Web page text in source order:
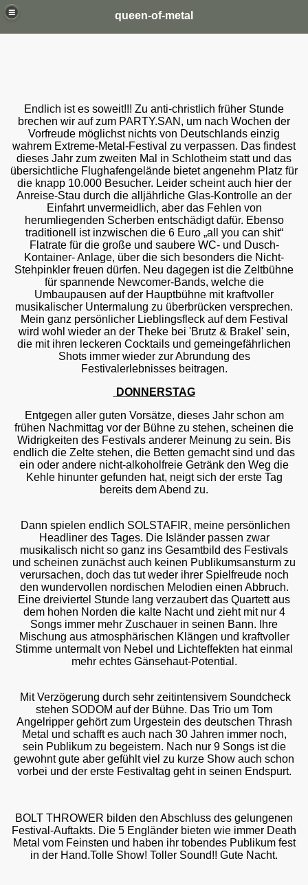
queen-of-metal
Endlich ist es soweit!!! Zu anti-christlich früher Stunde
brechen wir auf zum PARTY.SAN, um nach Wochen der
Vorfreude möglichst nichts von Deutschlands einzig
wahrem Extreme-Metal-Festival zu verpassen. Das findest
dieses Jahr zum zweiten Mal in Schlotheim statt und das
übersichtliche Flughafengelände bietet angenehm Platz für
die knapp 10.000 Besucher. Leider scheint auch hier der
Anreise-Stau durch die alljährliche Glas-Kontrolle an der
Einfahrt unvermeidlich, aber das Fehlen von
herumliegenden Scherben entschädigt dafür. Ebenso
traditionell ist inzwischen die 6 Euro „all you can shit“
Flatrate für die große und saubere WC- und Dusch-
Kontainer- Anlage, über die sich besonders die Nicht-
Stehpinkler freuen dürfen. Neu dagegen ist die Zeltbühne
für spannende Newcomer-Bands, welche die
Umbaupausen auf der Hauptbühne mit kraftvoller
musikalischer Untermalung zu überbrücken versprechen.
Mein ganz persönlicher Lieblingsfleck auf dem Festival
wird wohl wieder an der Theke bei 'Brutz & Brakel' sein,
die mit ihren leckeren Cocktails und gemeingefährlichen
Shots immer wieder zur Abrundung des
Festivalerlebnisses beitragen.
DONNERSTAG
Entgegen aller guten Vorsätze, dieses Jahr schon am
frühen Nachmittag vor der Bühne zu stehen, scheinen die
Widrigkeiten des Festivals anderer Meinung zu sein. Bis
endlich die Zelte stehen, die Betten gemacht sind und das
ein oder andere nicht-alkoholfreie Getränk den Weg die
Kehle hinunter gefunden hat, neigt sich der erste Tag
bereits dem Abend zu.
Dann spielen endlich SOLSTAFIR, meine persönlichen
Headliner des Tages. Die Isländer passen zwar
musikalisch nicht so ganz ins Gesamtbild des Festivals
und scheinen zunächst auch keinen Publikumsansturm zu
verursachen, doch das tut weder ihrer Spielfreude noch
den wundervollen nordischen Melodien einen Abbruch.
Eine dreiviertel Stunde lang verzaubert das Quartett aus
dem hohen Norden die kalte Nacht und zieht mit nur 4
Songs immer mehr Zuschauer in seinen Bann. Ihre
Mischung aus atmosphärischen Klängen und kraftvoller
Stimme untermalt von Nebel und Lichteffekten hat einmal
mehr echtes Gänsehaut-Potential.
Mit Verzögerung durch sehr zeitintensivem Soundcheck
stehen SODOM auf der Bühne. Das Trio um Tom
Angelripper gehört zum Urgestein des deutschen Thrash
Metal und schafft es auch nach 30 Jahren immer noch,
sein Publikum zu begeistern. Nach nur 9 Songs ist die
gewohnt gute aber gefühlt viel zu kurze Show auch schon
vorbei und der erste Festivaltag geht in seinen Endspurt.
BOLT THROWER bilden den Abschluss des gelungenen
Festival-Auftakts. Die 5 Engländer bieten wie immer Death
Metal vom Feinsten und haben ihr tobendes Publikum fest
in der Hand.Tolle Show! Toller Sound!! Gute Nacht.